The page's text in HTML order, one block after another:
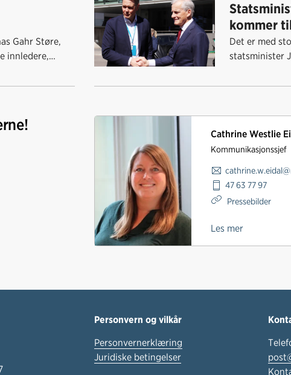
Gahr Støre,
innledere,
som
kommer
Det er med
statsminister
12. mai.
Cathrine Westlie
Kommunikasjonssjef
47 63 77 97
Pressebilder
Les mer
Personvern og vilkår
Personvernerklæring
Juridiske betingelser